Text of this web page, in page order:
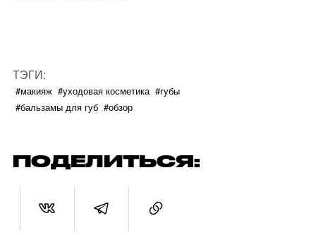
ТЭГИ:
#макияж #уходовая косметика #губы
#бальзамы для губ #обзор
ПОДЕЛИТЬСЯ: